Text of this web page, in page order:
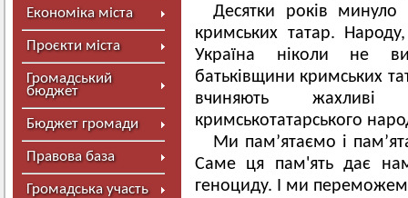
Економіка міста
Проєкти міста
Громадський
бюджет
Бюджет громади
Правова база
Громадська участь
Десятки років минуло
кримських татар.
Україна ніколи не
батьківщини кримських
вчиняють
кримськотатарського
Ми пам’ятаємо і
Саме ця пам'ять дає
геноциду. І ми